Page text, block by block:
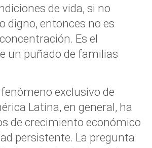
de vida, si no
digno, entonces no es
Es el
un puñado de familias
exclusivo de
Latina, en general, ha
de crecimiento económico
persistente. La pregunta